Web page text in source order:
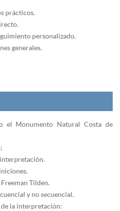
prácticos.
personalizado.
generales.
el Monumento Natural Costa de
Tilden.
y no secuencial.
la interpretación: